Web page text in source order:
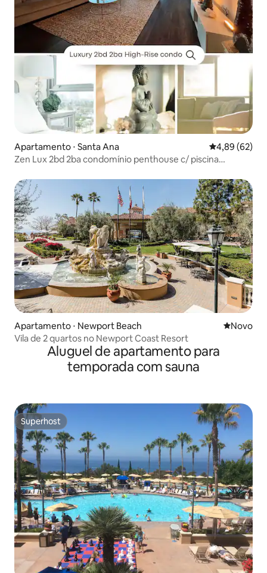
Apartamento ⋅ Santa Ana 4,89 de uma
4,89 (62)
Zen Lux 2bd 2ba condomínio penthouse c/ piscina
Apartamento ⋅ Newport Beach Novo
Novo
Vila de 2 quartos no Newport Coast Resort
Aluguel de apartamento para
temporada com sauna
Superhost
Superhost